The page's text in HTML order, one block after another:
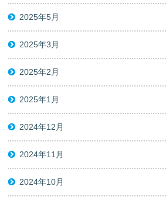
2025年5月
2025年3月
2025年2月
2025年1月
2024年12月
2024年11月
2024年10月